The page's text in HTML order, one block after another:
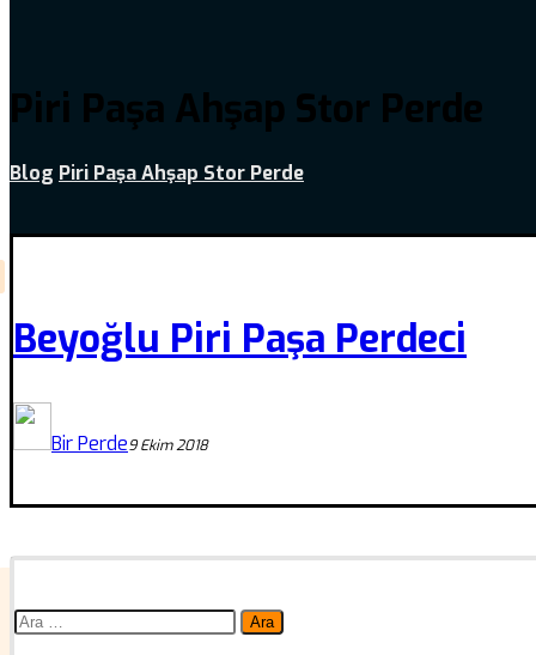
Piri Paşa Ahşap Stor Perde
Blog Piri Paşa Ahşap Stor Perde
Beyoğlu Piri Paşa Perdeci
Bir Perde9 Ekim 2018
Arama: